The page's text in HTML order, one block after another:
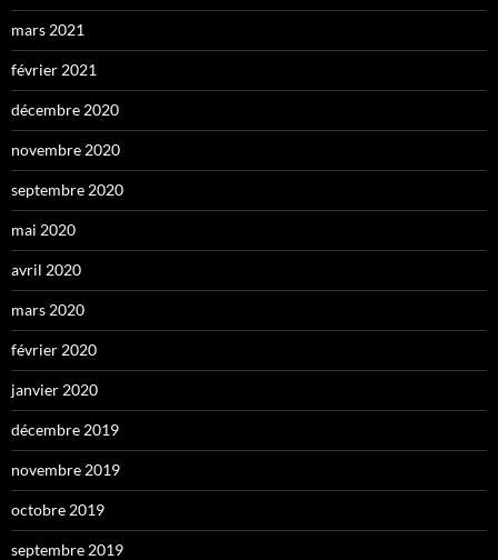
mars 2021
février 2021
décembre 2020
novembre 2020
septembre 2020
mai 2020
avril 2020
mars 2020
février 2020
janvier 2020
décembre 2019
novembre 2019
octobre 2019
septembre 2019